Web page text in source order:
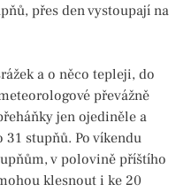
přes den vystoupají na
a o něco tepleji, do
převážně
jen ojediněle a
stupňů. Po víkendu
v polovině příštího
klesnout i ke 20